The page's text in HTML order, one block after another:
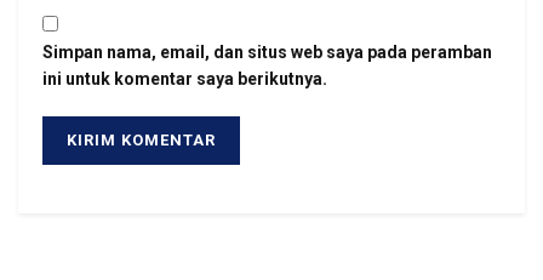
Simpan nama, email, dan situs web saya pada peramban
ini untuk komentar saya berikutnya.